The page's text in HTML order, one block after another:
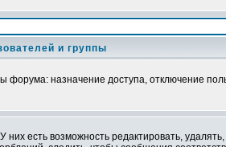
и группы
назначение доступа, отключение
есть возможность редактировать,